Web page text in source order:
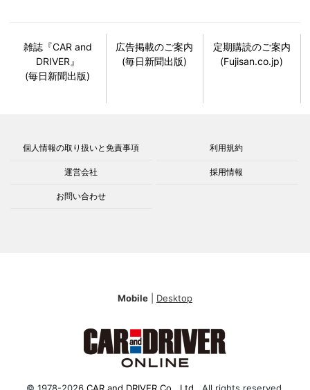
雑誌『CAR and
DRIVER』
(毎日新聞出版)
広告掲載のご案内
(毎日新聞出版)
定期購読のご案内
(Fujisan.co.jp)
個人情報の取り扱いと免責事項 利用規約
運営会社 採用情報
お問い合わせ
Mobile Desktop
© 1978-2026 CAR and DRIVER Co., Ltd. . All rights reserved.